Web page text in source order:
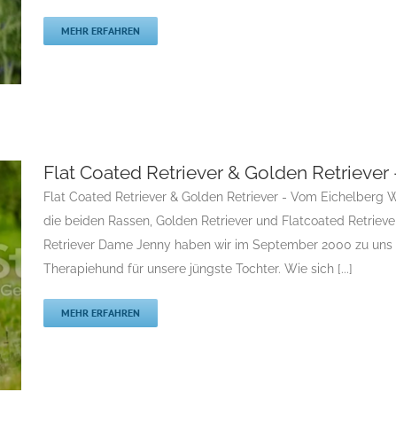
MEHR ERFAHREN
Flat Coated Retriever & Golden
Flat Coated Retriever & Golden Retriever - Vom Eichelberg
die beiden Rassen, Golden Retriever und Flatcoated
Retriever Dame Jenny haben wir im September 2000 zu
Therapiehund für unsere jüngste Tochter. Wie sich [...]
MEHR ERFAHREN